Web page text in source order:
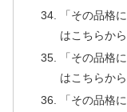
「その品格
はこちらから
「その品格
はこちらから
「その品格